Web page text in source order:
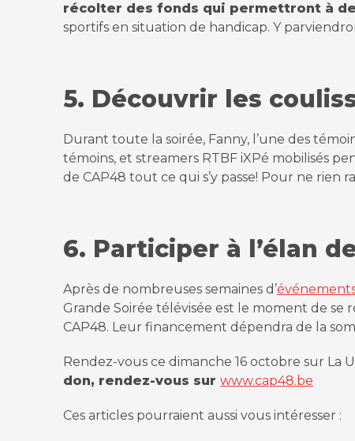
récolter des fonds qui permettront à
sportifs en situation de handicap. Y
5. Découvrir les
Durant toute la soirée, Fanny, l’une des
témoins, et streamers RTBF iXPé mobilisés
de CAP48 tout ce qui s’y passe! Pour ne rien
6. Participer à l’élan
Après de nombreuses semaines d’
Grande Soirée télévisée est le moment de
CAP48. Leur financement dépendra de la
Rendez-vous ce dimanche 16 octobre sur La
don, rendez-vous sur www.cap48.be
Ces articles pourraient aussi vous intéresser :